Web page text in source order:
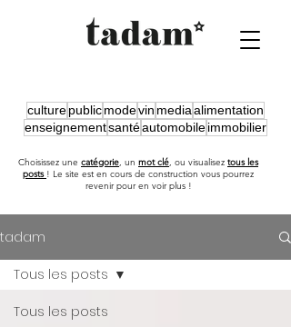
culturepublicmodevin mediaalimentation
enseignementsantéautomobileimmobilier
Choisissez une catégorie, un mot clé, ou visualisez tous les
posts ! Le site est en cours de construction vous pourrez
revenir pour en voir plus !
tadam
Tous les posts
Tous les posts